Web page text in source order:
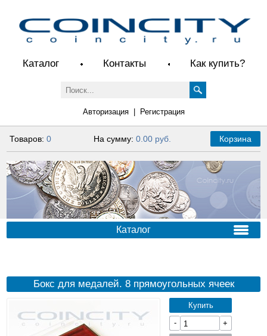
Каталог Контакты Как купить?
Авторизация| Регистрация
Товаров:0 На сумму: 0.00 руб. Корзина
Каталог
Бокс для медалей. 8 прямоугольных ячеек
Купить
-
+